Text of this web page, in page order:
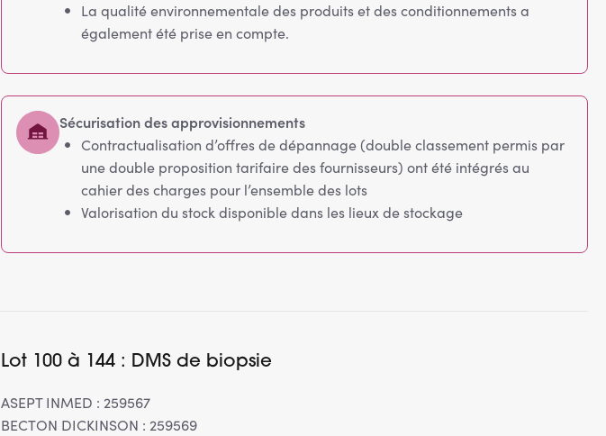
La qualité environnementale des produits et des conditionnements a
également été prise en compte.
Sécurisation des approvisionnements
Contractualisation d’offres de dépannage (double classement permis par
une double proposition tarifaire des fournisseurs) ont été intégrés au
cahier des charges pour l’ensemble des lots
Valorisation du stock disponible dans les lieux de stockage
Lot 100 à 144 : DMS de biopsie
ASEPT INMED : 259567
BECTON DICKINSON : 259569